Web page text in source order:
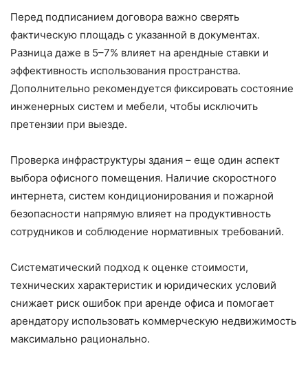
Перед подписанием договора важно сверять
фактическую площадь с указанной в документах.
Разница даже в 5–7% влияет на арендные ставки и
эффективность использования пространства.
Дополнительно рекомендуется фиксировать состояние
инженерных систем и мебели, чтобы исключить
претензии при выезде.
Проверка инфраструктуры здания – еще один аспект
выбора офисного помещения. Наличие скоростного
интернета, систем кондиционирования и пожарной
безопасности напрямую влияет на продуктивность
сотрудников и соблюдение нормативных требований.
Систематический подход к оценке стоимости,
технических характеристик и юридических условий
снижает риск ошибок при аренде офиса и помогает
арендатору использовать коммерческую недвижимость
максимально рационально.